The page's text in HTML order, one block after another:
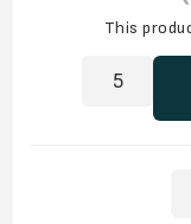
This